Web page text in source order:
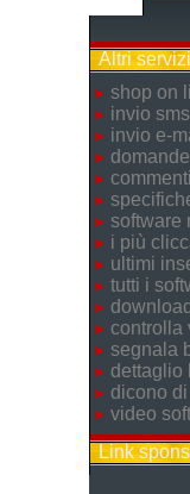
Altri servizi
shop on
invio
invio e-
software
i più
ultimi
tutti i
controlla
segnala
dettaglio
dicono
video
Link